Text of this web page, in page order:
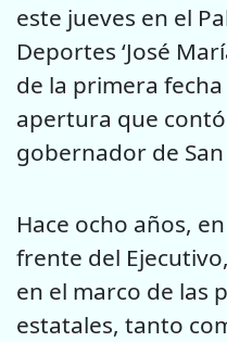
este jueves en el
Deportes ‘José
de la primera
apertura que
gobernador de
Hace ocho años,
frente del
en el marco de las
estatales, tanto